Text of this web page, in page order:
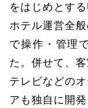
をはじめとす
ホテル運営全
で操作・管理
た。併せて、
テレビなどの
アも独自に開